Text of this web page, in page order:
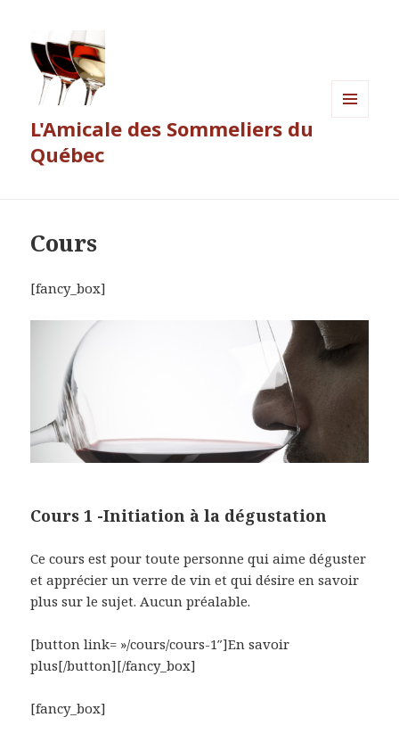
L'Amicale des Sommeliers du
Québec
Cours
[fancy_box]
Cours 1 -Initiation à la dégustation
Ce cours est pour toute personne qui aime déguster
et apprécier un verre de vin et qui désire en savoir
plus sur le sujet. Aucun préalable.
[button link= »/cours/cours-1″]En savoir
plus[/button][/fancy_box]
[fancy_box]